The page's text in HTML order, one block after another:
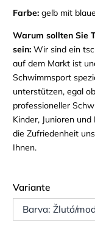
Farbe: gelb mit
Warum sollten Sie
sein: Wir sind ein
auf dem Markt ist
Schwimmsport
unterstützen, egal
professioneller
Kinder, Junioren
die Zufriedenheit
Ihnen.
Variante
Barva: Žlutá/